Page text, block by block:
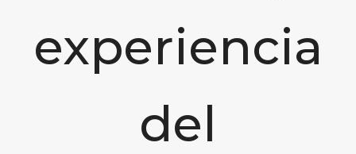
experiencia
del